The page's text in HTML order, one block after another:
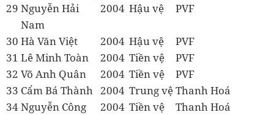
29 Nguyễn Hải
Nam
2004 Hậu vệ PVF
30 Hà Văn Việt 2004 Hậu vệ
PVF
31 Lê Minh Toàn 2004 Tiền vệ
PVF
32 Võ Anh Quân 2004 Tiền vệ
PVF
33 Cẩm Bá Thành 2004 Trung vệThanh Hoá
34Nguyễn Công
2004 Tiền vệ Thanh Hoá